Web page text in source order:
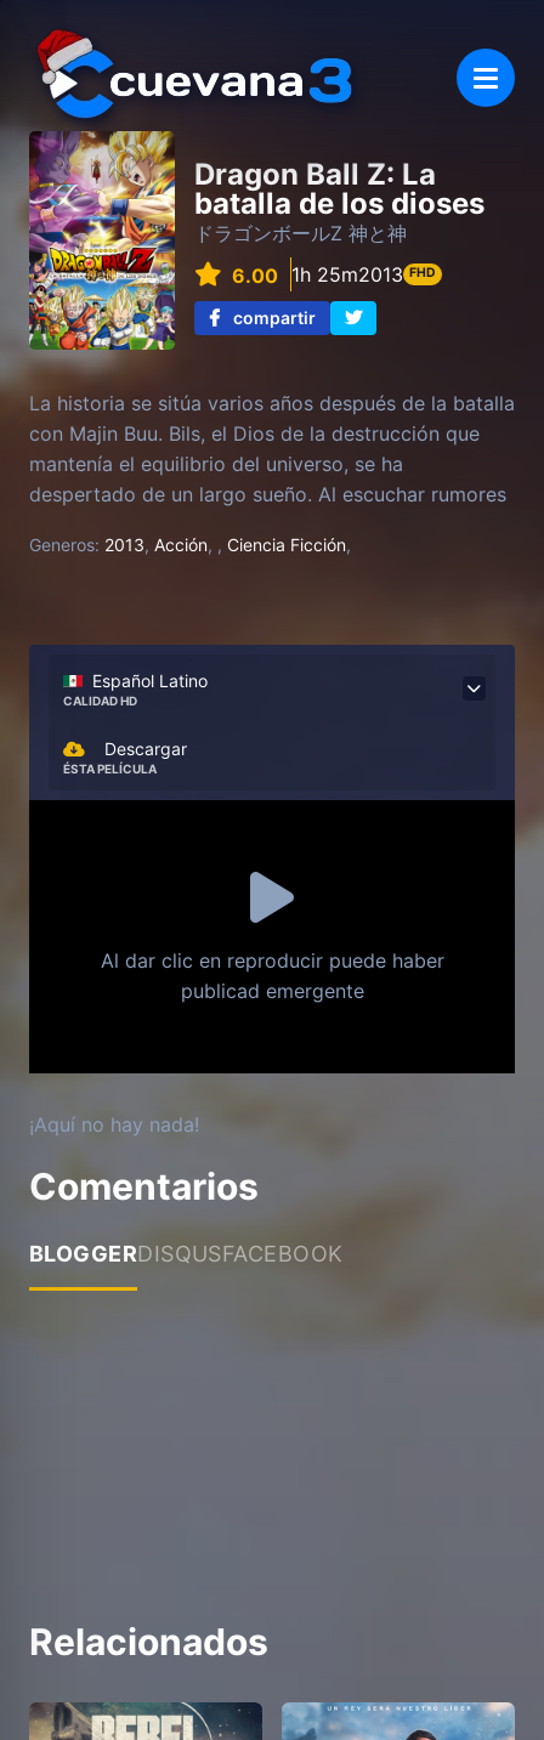
Dragon Ball Z: La
batalla de los dioses
ドラゴンボールZ 神と神
6.00 1h 25m2013 FHD
compartir
La historia se sitúa varios años después de la batalla
con Majin Buu. Bils, el Dios de la destrucción que
mantenía el equilibrio del universo, se ha
despertado de un largo sueño. Al escuchar rumores
parte a la búsqueda de Goku. Emocionado por el
advertencias de Kaito y decide enfrentarse a él.
Generos: 2013, Acción, , Ciencia Ficción,
Español Latino
CALIDAD HD
Descargar
ÉSTA PELÍCULA
Al dar clic en reproducir puede haber
publicad emergente
¡Aquí no hay nada!
Comentarios
BLOGGERDISQUSFACEBOOK
Relacionados